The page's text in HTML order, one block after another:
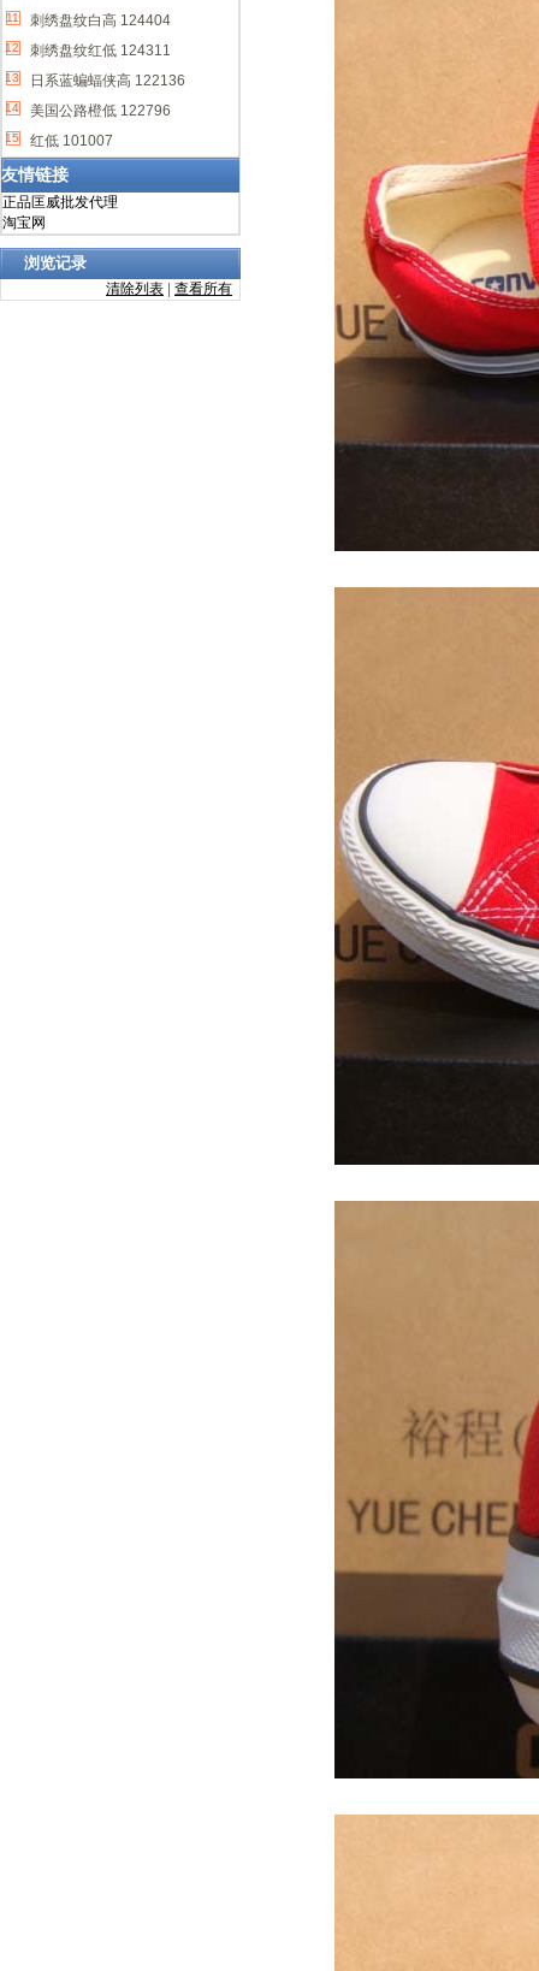
11 刺绣盘纹白高 124404
12 刺绣盘纹红低 124311
13 日系蓝蝙蝠侠高 122136
14 美国公路橙低 122796
15 红低 101007
友情链接
正品匡威批发代理
淘宝网
浏览记录
清除列表 查看所有